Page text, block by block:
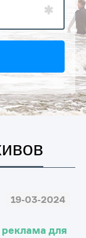
19-03-2024
для